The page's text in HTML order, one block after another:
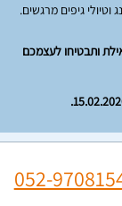
גיפים מרגשים.
ותבטיחו לעצמכם
052-